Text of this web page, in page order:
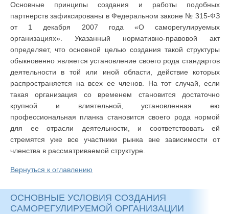
Основные принципы создания и работы подобных
партнерств зафиксированы в Федеральном законе № 315-ФЗ
от 1 декабря 2007 года «О саморегулируемых
организациях». Указанный нормативно-правовой акт
определяет, что основной целью создания такой структуры
обыкновенно является установление своего рода стандартов
деятельности в той или иной области, действие которых
распространяется на всех ее членов. На тот случай, если
такая организация со временем становится достаточно
крупной и влиятельной, установленная ею
профессиональная планка становится своего рода нормой
для ее отрасли деятельности, и соответствовать ей
стремятся уже все участники рынка вне зависимости от
членства в рассматриваемой структуре.
Вернуться к оглавлению
ОСНОВНЫЕ УСЛОВИЯ СОЗДАНИЯ
САМОРЕГУЛИРУЕМОЙ ОРГАНИЗАЦИИ